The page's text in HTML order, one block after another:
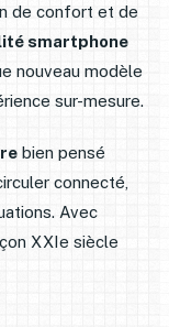
de confort et de
smartphone
nouveau modèle
sur-mesure.
bien pensé
connecté,
Avec
XXIe siècle